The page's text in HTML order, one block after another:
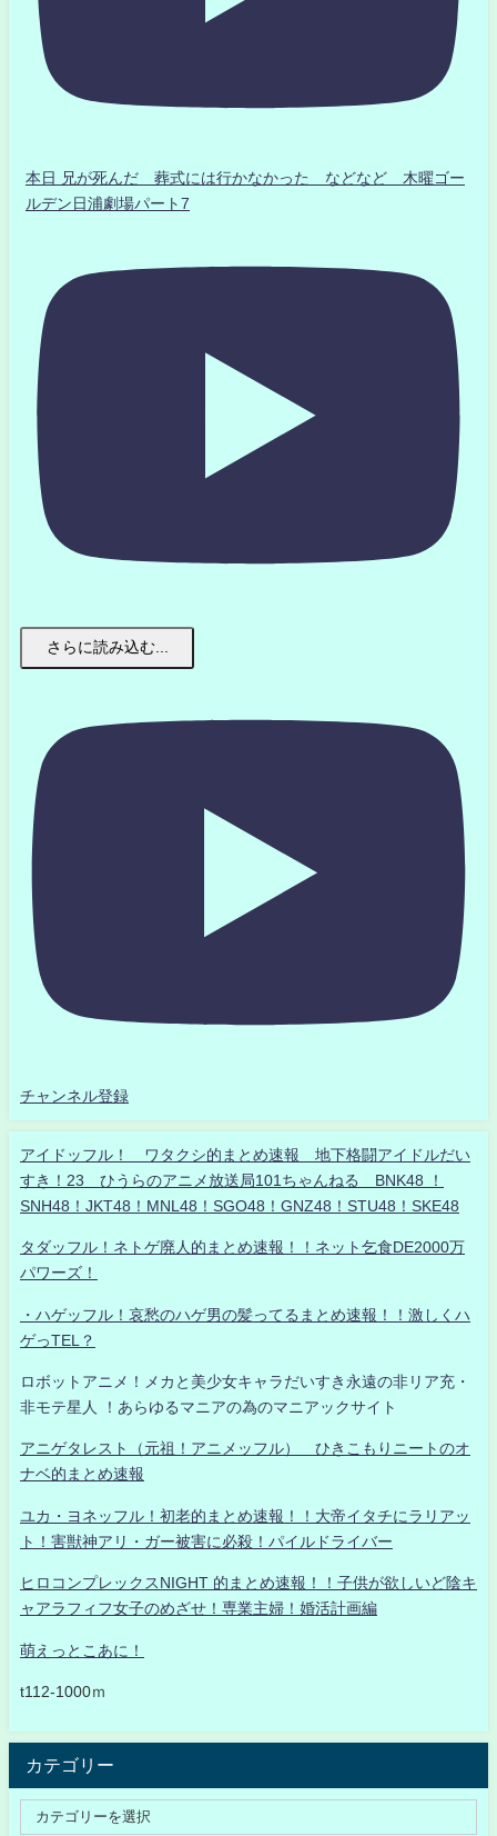
本日 兄が死んだ 葬式には行かなかった などなど 木曜ゴー
ルデン日浦劇場パート7
さらに読み込む...
チャンネル登録
アイドッフル！ ワタクシ的まとめ速報 地下格闘アイドルだい
すき！23 ひうらのアニメ放送局101ちゃんねる BNK48 ！
SNH48！JKT48！MNL48！SGO48！GNZ48！STU48！SKE48
タダッフル！ネトゲ廃人的まとめ速報！！ネット乞食DE2000万
パワーズ！
・ハゲッフル！哀愁のハゲ男の髪ってるまとめ速報！！激しくハ
ゲっTEL？
ロボットアニメ！メカと美少女キャラだいすき永遠の非リア充・
非モテ星人 ！あらゆるマニアの為のマニアックサイト
アニゲタレスト（元祖！アニメッフル） ひきこもりニートのオ
ナベ的まとめ速報
ユカ・ヨネッフル！初老的まとめ速報！！大帝イタチにラリアッ
ト！害獣神アリ・ガー被害に必殺！パイルドライバー
ヒロコンプレックスNIGHT 的まとめ速報！！子供が欲しいど陰キ
ャアラフィフ女子のめざせ！専業主婦！婚活計画編
萌えっとこあに！
t112-1000ｍ
カテゴリー